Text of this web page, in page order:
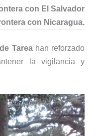
con El Salvador
con Nicaragua.
Tareahan reforzado
la vigilancia y